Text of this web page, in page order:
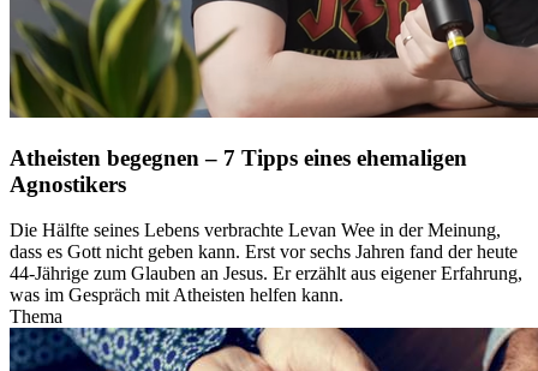
Atheisten begegnen – 7 Tipps eines ehemaligen
Agnostikers
Die Hälfte seines Lebens verbrachte Levan Wee in der Meinung,
dass es Gott nicht geben kann. Erst vor sechs Jahren fand der heute
44-Jährige zum Glauben an Jesus. Er erzählt aus eigener Erfahrung,
was im Gespräch mit Atheisten helfen kann.
Thema